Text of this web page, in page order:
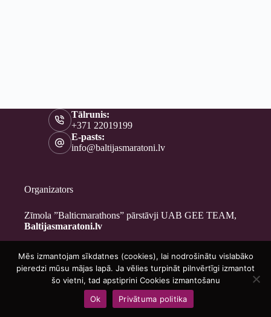
Tālrunis:
+371 22019199
E-pasts:
info@baltijasmaratoni.lv
Organizators
Zīmola ”Balticmarathons” pārstāvji UAB GEE TEAM,
Baltijasmaratoni.lv
Kontakti
Par mums
Brīvprātīgajiem
Privātuma politika
Copyright © 2026 - Baltijasmaratoni.lv
Mēs izmantojam sīkdatnes (cookies), lai nodrošinātu vislabāko
pieredzi mūsu mājas lapā. Ja vēlies turpināt pilnvērtīgi izmantot
šo vietni, tad apstiprini Cookies izmantošanu
Ok
Privātuma politika